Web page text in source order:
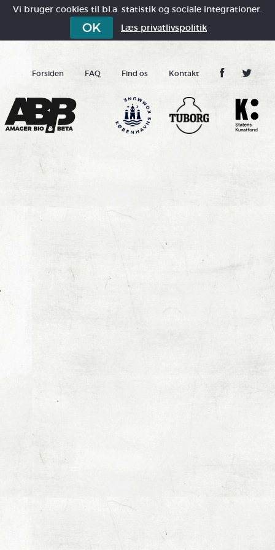
Vi bruger cookies til bl.a. statistik og sociale integrationer.
OK Læs privatlivspolitik
Forsiden FAQ Find os Kontakt